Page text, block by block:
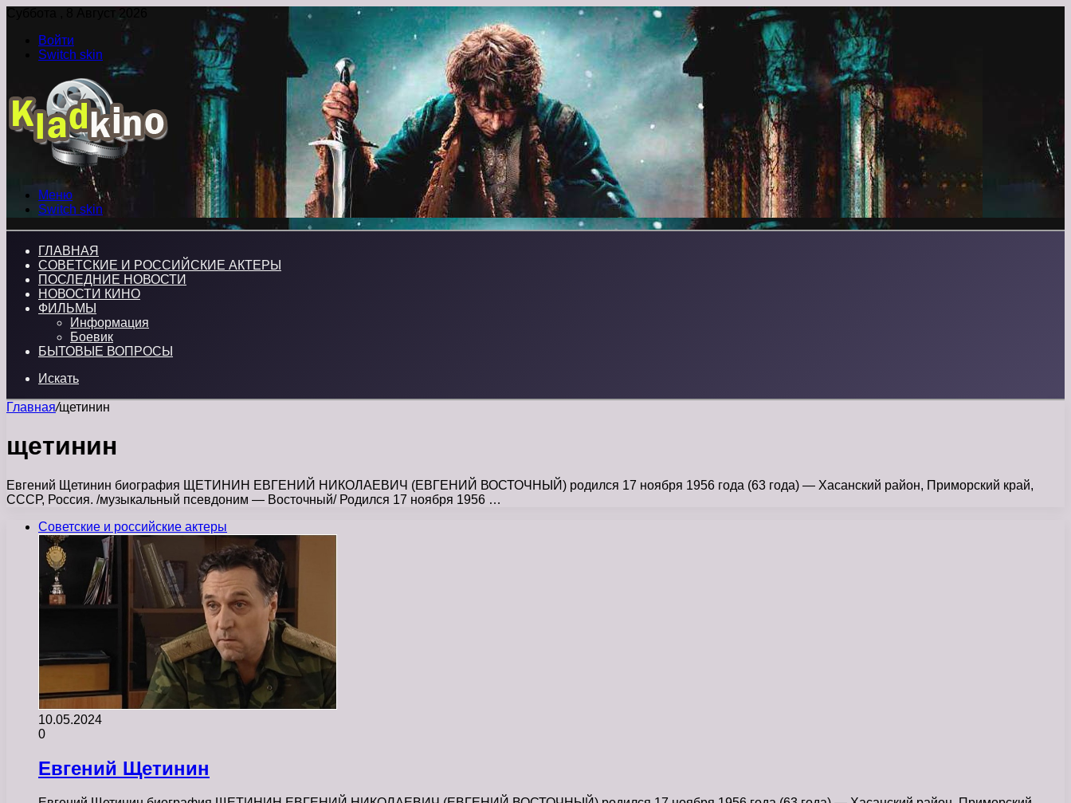
Суббота , 8 Август 2026
Войти
Switch skin
Меню
Switch skin
ГЛАВНАЯ
СОВЕТСКИЕ И РОССИЙСКИЕ АКТЕРЫ
ПОСЛЕДНИЕ НОВОСТИ
НОВОСТИ КИНО
ФИЛЬМЫ
Информация
Боевик
БЫТОВЫЕ ВОПРОСЫ
Искать
Главная/щетинин
щетинин
Евгений Щетинин биография ЩЕТИНИН ЕВГЕНИЙ НИКОЛАЕВИЧ (ЕВГЕНИЙ ВОСТОЧНЫЙ) родился 17 ноября 1956 года (63 года) — Хасанский район, Приморский край,
СССР, Россия. /музыкальный псевдоним — Восточный/ Родился 17 ноября 1956 …
Советские и российские актеры
10.05.2024
0
Евгений Щетинин